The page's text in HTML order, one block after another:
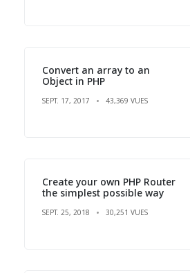
Convert an array to an
Object in PHP
SEPT. 17, 2017 43,369 VUES
Create your own PHP Router
the simplest possible way
SEPT. 25, 2018 30,251 VUES